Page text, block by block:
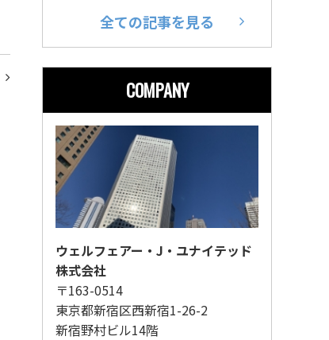
全ての記事を見る
COMPANY
ウェルフェアー・J・ユナイテッド
株式会社
〒163-0514
東京都新宿区西新宿1-26-2
新宿野村ビル14階